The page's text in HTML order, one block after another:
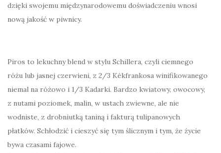
dzięki swojemu międzynarodowemu doświadczeniu wnosi
nową jakość w piwnicy.
Piros to lekuchny blend w stylu Schillera, czyli ciemnego
różu lub jasnej czerwieni, z 2/3 Kékfrankosa winifikowanego
niemal na różowo i 1/3 Kadarki. Bardzo kwiatowy, owocowy,
z nutami poziomek, malin, w ustach zwiewne, ale nie
wodniste, z drobniutką taniną i fakturą tulipanowych
płatków. Schłodzić i cieszyć się tym ślicznym i tym, że życie
bywa czasami fajowe.